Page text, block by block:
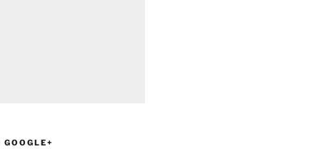
GOOGLE+